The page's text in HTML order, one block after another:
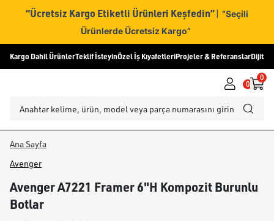
“Ücretsiz Kargo Etiketli Ürünleri Keşfedin” | “Seçili
Ürünlerde Ücretsiz Kargo”
Kargo Dahil ÜrünlerTeklif İsteyinÖzel İş KıyafetleriProjeler & ReferanslarDijital
0
0
Ana Sayfa
Avenger
Avenger A7221 Framer 6"H Kompozit Burunlu
Botlar